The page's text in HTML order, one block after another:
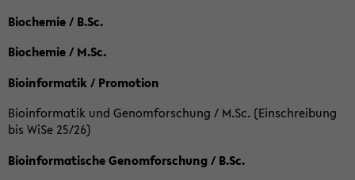
Biochemie / B.Sc.
Biochemie / M.Sc.
Bioinformatik / Promotion
Bioinformatik und Genomforschung / M.Sc. (Einschreibung
bis WiSe 25/26)
Bioinformatische Genomforschung / B.Sc.